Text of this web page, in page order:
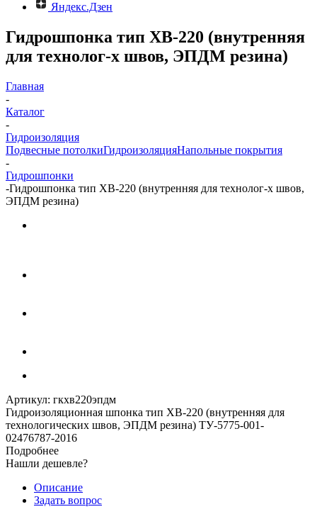
Яндекс.Дзен
Гидрошпонка тип ХВ-220 (внутренняя
для технолог-х швов, ЭПДМ резина)
Главная
-
Каталог
-
Гидроизоляция
Подвесные потолкиГидроизоляцияНапольные покрытия
-
Гидрошпонки
-Гидрошпонка тип ХВ-220 (внутренняя для технолог-х швов,
ЭПДМ резина)
Артикул: гкхв220эпдм
Гидроизоляционная шпонка тип ХВ-220 (внутренняя для
технологических швов, ЭПДМ резина) ТУ-5775-001-
02476787-2016
Подробнее
Нашли дешевле?
Описание
Задать вопрос